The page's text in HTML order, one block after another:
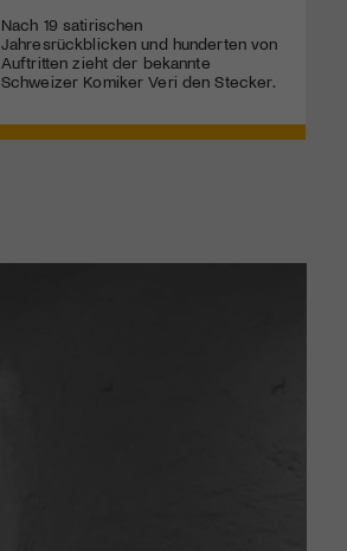
Nach 19 satirischen
Jahresrückblicken und hunderten von
Auftritten zieht der bekannte
Schweizer Komiker Veri den Stecker.